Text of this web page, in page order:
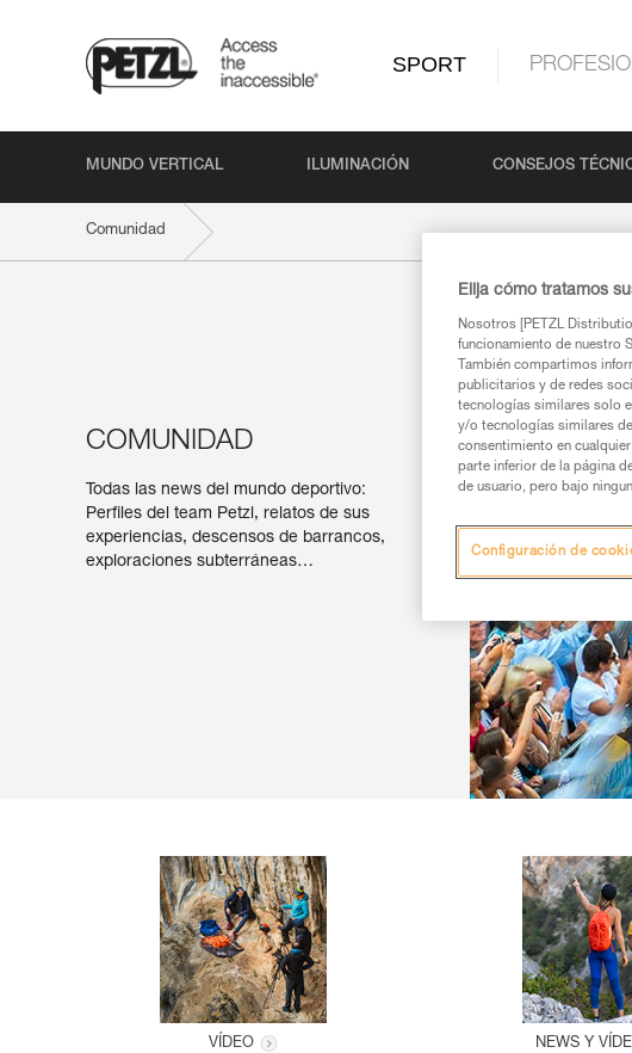
SPORT
MUNDO VERTICAL ILUMINACIÓN CONSEJOS
Comunidad
COMUNIDAD
Todas las news del mundo deportivo:
Perfiles del team Petzl, relatos de sus
experiencias, descensos de barrancos,
exploraciones subterráneas…
VÍDEO NEWS Y
Elija cómo tratamos
Nosotros [PETZL
funcionamiento de nuestro
También compartimos
publicitarios y de redes
tecnologías similares solo
y/o tecnologías similares
consentimiento en
parte inferior de la página
de usuario, pero bajo
Configuración de